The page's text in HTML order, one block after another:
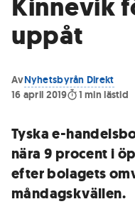
uppåt
AvNyhetsbyrån Direkt
16 april 2019
1 min lästid
Tyska e-
nära 9 procent i
efter bolagets
måndagskvällen.